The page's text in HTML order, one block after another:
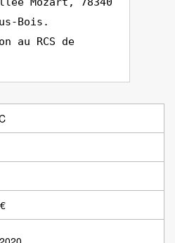
Bois.
au RCS de